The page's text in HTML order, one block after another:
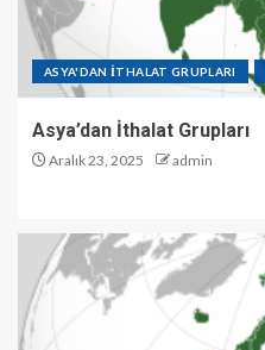
ASYA'DAN İTHALAT GRUPLARI
Asya’dan İthalat Grupları
Aralık 23, 2025 admin